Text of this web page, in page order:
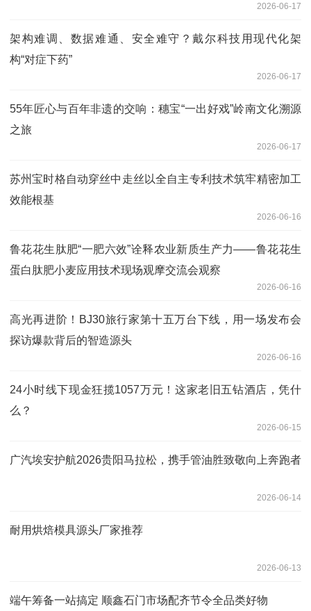
2026-06-17
架构难调、数据难通、安全难守？戴尔科技用现代化架
构“对症下药”
2026-06-17
55年匠心与百年非遗的交响：穗宝“一出好戏”岭南文化溯源
之旅
2026-06-17
苏州宝时格自动穿丝中走丝以全自主专利技术筑牢精密加工
效能根基
2026-06-16
鲁花花生肽肥“一肥六效”诠释农业新质生产力——鲁花花生
蛋白肽肥小麦应用技术现场观摩交流会观察
2026-06-16
高光再进阶！BJ30旅行家第十五万台下线，用一场发布会
探访爆款背后的智造源头
2026-06-16
24小时线下现金狂揽1057万元！这家老旧五钻酒店，凭什
么？
2026-06-15
广汽埃安护航2026贵阳马拉松，携手管油胜致敬向上奔跑者
2026-06-14
耐用烘焙模具源头厂家推荐
2026-06-13
端午筹备一站搞定 顺鑫石门市场配齐节令全品类好物